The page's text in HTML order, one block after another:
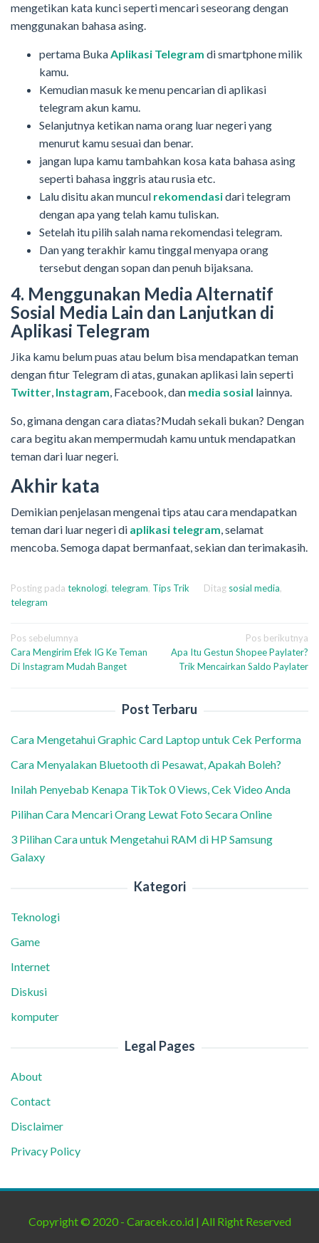
mengetikan kata kunci seperti mencari seseorang dengan
menggunakan bahasa asing.
pertama BukaAplikasi Telegram di smartphone milik
kamu.
Kemudian masuk ke menu pencarian di aplikasi
telegram akun kamu.
Selanjutnya ketikan nama orang luar negeri yang
menurut kamu sesuai dan benar.
jangan lupa kamu tambahkan kosa kata bahasa asing
seperti bahasa inggris atau rusia etc.
Lalu disitu akan muncul rekomendasidari telegram
dengan apa yang telah kamu tuliskan.
Setelah itu pilih salah nama rekomendasi telegram.
Dan yang terakhir kamu tinggal menyapa orang
tersebut dengan sopan dan penuh bijaksana.
4. Menggunakan Media Alternatif
Sosial Media Lain dan Lanjutkan di
Aplikasi Telegram
Jika kamu belum puas atau belum bisa mendapatkan teman
dengan fitur Telegram di atas, gunakan aplikasi lain seperti
Twitter Instagram , Facebook, dan media sosial lainnya.
So, gimana dengan cara diatas?Mudah sekali bukan? Dengan
cara begitu akan mempermudah kamu untuk mendapatkan
teman dari luar negeri.
Akhir kata
Demikian penjelasan mengenai tips atau cara mendapatkan
teman dari luar negeri di aplikasi telegram , selamat
mencoba. Semoga dapat bermanfaat, sekian dan terimakasih.
Posting pada teknologi, telegram, Tips Trik Ditag sosial media,
telegram
Navigasi
pos
Pos sebelumnya
Cara Mengirim Efek IG Ke Teman
Di Instagram Mudah Banget
Pos berikutnya
Apa Itu Gestun Shopee Paylater?
Trik Mencairkan Saldo Paylater
Post Terbaru
Cara Mengetahui Graphic Card Laptop untuk Cek Performa
Cara Menyalakan Bluetooth di Pesawat, Apakah Boleh?
Inilah Penyebab Kenapa TikTok 0 Views, Cek Video Anda
Pilihan Cara Mencari Orang Lewat Foto Secara Online
3 Pilihan Cara untuk Mengetahui RAM di HP Samsung
Galaxy
Kategori
Teknologi
Game
Internet
Diskusi
komputer
Legal Pages
About
Contact
Disclaimer
Privacy Policy
Copyright © 2020 - Caracek.co.id | All Right Reserved